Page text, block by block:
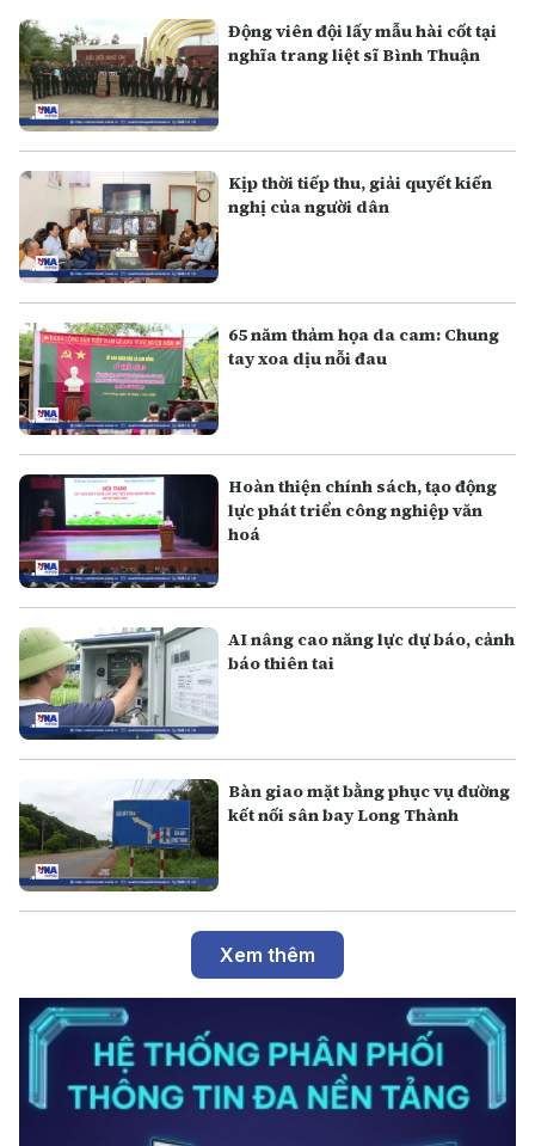
Động viên đội lấy mẫu hài cốt tại
nghĩa trang liệt sĩ Bình Thuận
Kịp thời tiếp thu, giải quyết kiến
nghị của người dân
65 năm thảm họa da cam: Chung
tay xoa dịu nỗi đau
Hoàn thiện chính sách, tạo động
lực phát triển công nghiệp văn
hoá
AI nâng cao năng lực dự báo, cảnh
báo thiên tai
Bàn giao mặt bằng phục vụ đường
kết nối sân bay Long Thành
Xem thêm